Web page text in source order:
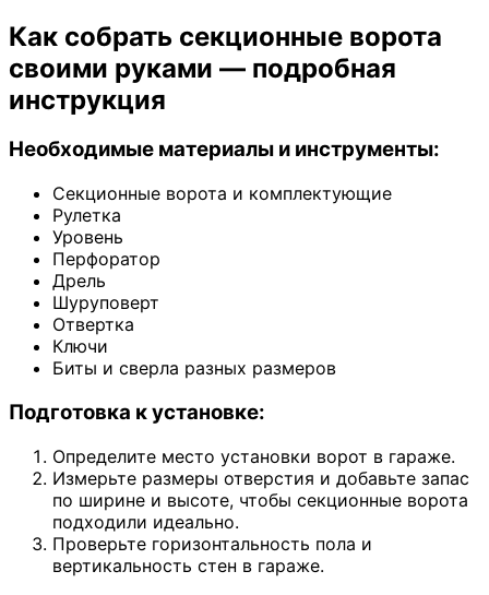
Как собрать секционные ворота
своими руками — подробная
инструкция
Необходимые материалы и инструменты:
Секционные ворота и комплектующие
Рулетка
Уровень
Перфоратор
Дрель
Шуруповерт
Отвертка
Ключи
Биты и сверла разных размеров
Подготовка к установке:
Определите место установки ворот в гараже.
Измерьте размеры отверстия и добавьте запас
по ширине и высоте, чтобы секционные ворота
подходили идеально.
Проверьте горизонтальность пола и
вертикальность стен в гараже.